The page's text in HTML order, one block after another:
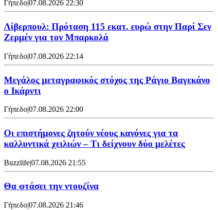
Γήπεδο|07.08.2026 22:30
Λίβερπουλ: Πρόταση 115 εκατ. ευρώ στην Παρί Σεν
Ζερμέν για τον Μπαρκολά
Γήπεδο|07.08.2026 22:14
Μεγάλος μεταγραφικός στόχος της Ράγιο Βαγεκάνο
ο Ικάρντι
Γήπεδο|07.08.2026 22:00
Οι επιστήμονες ζητούν νέους κανόνες για τα
καλλυντικά χειλιών – Τι δείχνουν δύο μελέτες
Buzzlife|07.08.2026 21:55
Θα φτάσει την ντουζίνα
Γήπεδο|07.08.2026 21:46